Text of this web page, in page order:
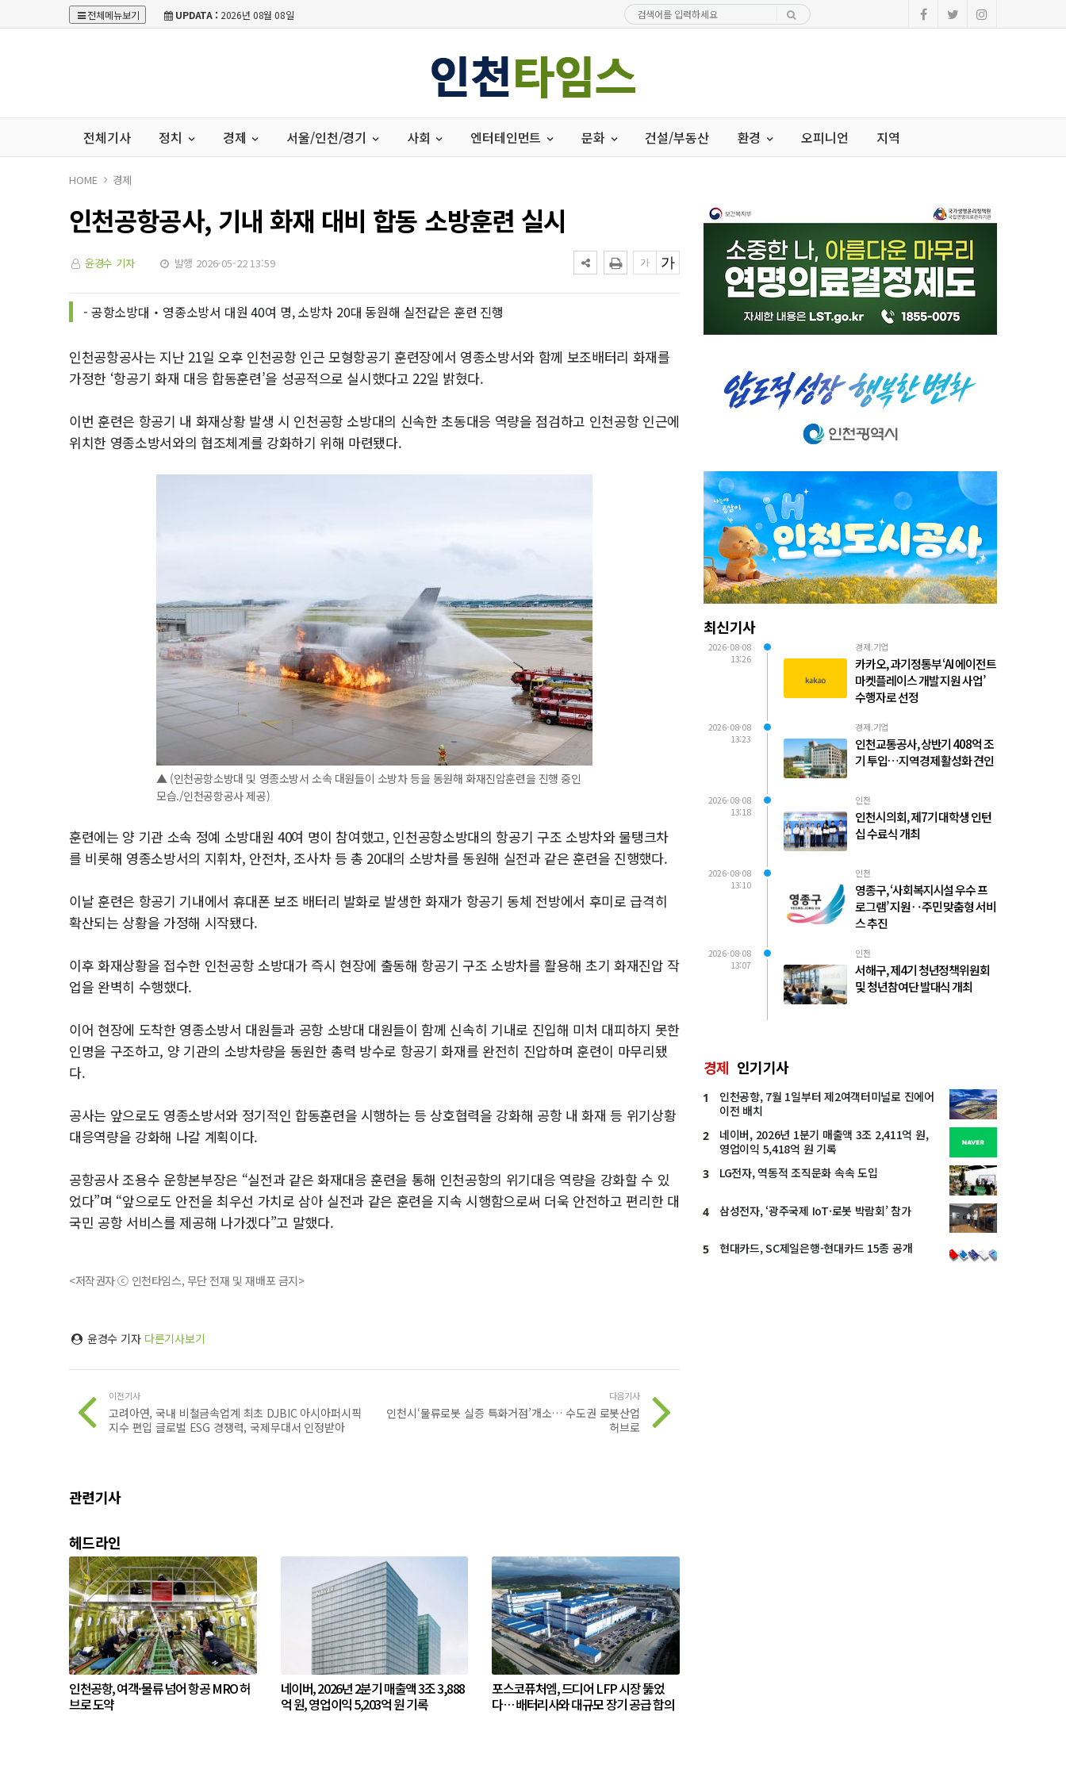
전체메뉴보기 UPDATA : 2026년 08월 08일
전체기사 정치 경제 서울/인천/경기 사회 엔터테인먼트 문화 건설/부동산 환경 오피니언 지역
HOME 경제
인천공항공사, 기내 화재 대비 합동 소방훈련 실시
윤경수 기자 발행 2026-05-22 13:59
- 공항소방대‧영종소방서 대원 40여 명, 소방차 20대 동원해 실전같은 훈련 진행
인천공항공사는 지난 21일 오후 인천공항 인근 모형항공기 훈련장에서 영종소방서와 함께 보조배터리 화재를
가정한 ‘항공기 화재 대응 합동훈련’을 성공적으로 실시했다고 22일 밝혔다.
이번 훈련은 항공기 내 화재상황 발생 시 인천공항 소방대의 신속한 초동대응 역량을 점검하고 인천공항 인근에
위치한 영종소방서와의 협조체계를 강화하기 위해 마련됐다.
▲ (인천공항소방대 및 영종소방서 소속 대원들이 소방차 등을 동원해 화재진압훈련을 진행 중인
모습./인천공항공사 제공)
훈련에는 양 기관 소속 정예 소방대원 40여 명이 참여했고, 인천공항소방대의 항공기 구조 소방차와 물탱크차
를 비롯해 영종소방서의 지휘차, 안전차, 조사차 등 총 20대의 소방차를 동원해 실전과 같은 훈련을 진행했다.
이날 훈련은 항공기 기내에서 휴대폰 보조 배터리 발화로 발생한 화재가 항공기 동체 전방에서 후미로 급격히
확산되는 상황을 가정해 시작됐다.
이후 화재상황을 접수한 인천공항 소방대가 즉시 현장에 출동해 항공기 구조 소방차를 활용해 초기 화재진압 작
업을 완벽히 수행했다.
이어 현장에 도착한 영종소방서 대원들과 공항 소방대 대원들이 함께 신속히 기내로 진입해 미처 대피하지 못한
인명을 구조하고, 양 기관의 소방차량을 동원한 총력 방수로 항공기 화재를 완전히 진압하며 훈련이 마무리됐
다.
공사는 앞으로도 영종소방서와 정기적인 합동훈련을 시행하는 등 상호협력을 강화해 공항 내 화재 등 위기상황
대응역량을 강화해 나갈 계획이다.
공항공사 조용수 운항본부장은 “실전과 같은 화재대응 훈련을 통해 인천공항의 위기대응 역량을 강화할 수 있
었다”며 “앞으로도 안전을 최우선 가치로 삼아 실전과 같은 훈련을 지속 시행함으로써 더욱 안전하고 편리한 대
국민 공항 서비스를 제공해 나가겠다”고 말했다.
<저작권자 ⓒ 인천타임스, 무단 전재 및 재배포 금지>
윤경수 기자 다른기사보기
이전기사
고려아연, 국내 비철금속업계 최초 DJBIC 아시아퍼시픽
지수 편입 글로벌 ESG 경쟁력, 국제무대서 인정받아
다음기사
인천시‘물류로봇 실증 특화거점’개소… 수도권 로봇산업
허브로
관련기사
헤드라인
인천공항, 여객·물류 넘어 항공 MRO 허
브로 도약
네이버, 2026년 2분기 매출액 3조 3,888
억 원, 영업이익 5,203억 원 기록
포스코퓨처엠, 드디어 LFP 시장 뚫었
다… 배터리사와 대규모 장기 공급 합의
최신기사
2026-08-08
13:26
경제.기업
카카오, 과기정통부 ‘AI 에이전트
마켓플레이스 개발 지원 사업’
수행자로 선정
2026-08-08
13:23
경제.기업
인천교통공사, 상반기 408억 조
기 투입…지역경제 활성화 견인
2026-08-08
13:18
인천
인천시의회, 제7기 대학생 인턴
십 수료식 개최
2026-08-08
13:10
인천
영종구, ‘사회복지시설 우수 프
로그램’ 지원‥주민 맞춤형 서비
스 추진
2026-08-08
13:07
인천
서해구, 제4기 청년정책위원회
및 청년참여단 발대식 개최
경제 인기기사
1
인천공항, 7월 1일부터 제2여객터미널로 진에어
이전 배치
2
네이버, 2026년 1분기 매출액 3조 2,411억 원,
영업이익 5,418억 원 기록
3 LG전자, 역동적 조직문화 속속 도입
4 삼성전자, ‘광주국제 IoT·로봇 박람회’ 참가
5 현대카드, SC제일은행-현대카드 15종 공개